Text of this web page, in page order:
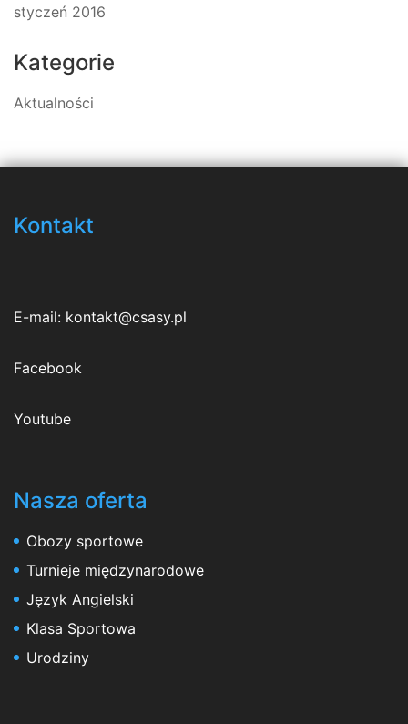
styczeń 2016
Kategorie
Aktualności
Kontakt
E-mail: kontakt@csasy.pl
Facebook
Youtube
Nasza oferta
Obozy sportowe
Turnieje międzynarodowe
Język Angielski
Klasa Sportowa
Urodziny